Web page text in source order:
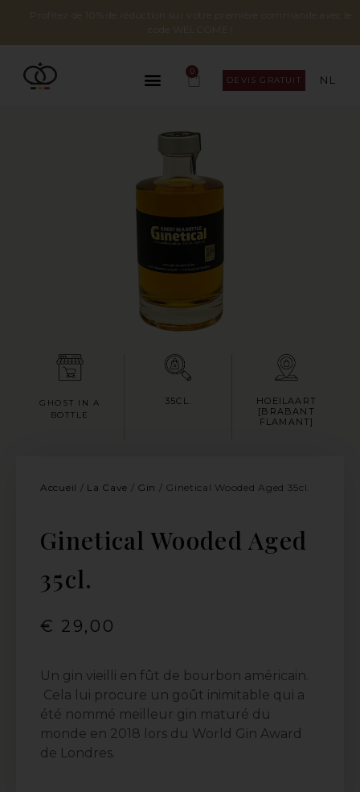
Profitez de 10% de réduction sur votre première commande avec le
code WELCOME !
0
DEVIS GRATUIT NL
GHOST IN A
BOTTLE
35CL.
HOEILAART
[BRABANT
FLAMANT]
Accueil / La Cave / Gin / Ginetical Wooded Aged 35cl.
Ginetical Wooded Aged
35cl.
€ 29,00
Un gin vieilli en fût de bourbon américain.
Cela lui procure un goût inimitable qui a
été nommé meilleur gin maturé du
monde en 2018 lors du World Gin Award
de Londres.